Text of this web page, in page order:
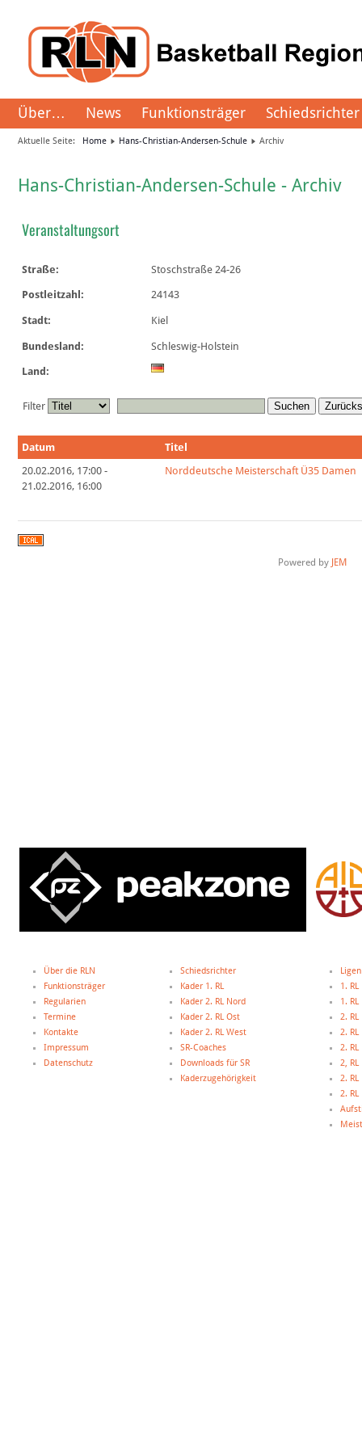
Über… News Funktionsträger Schiedsrichter
Aktuelle Seite: Home Hans-Christian-Andersen-Schule Archiv
Hans-Christian-Andersen-Schule - Archiv
Veranstaltungsort
Straße: Stoschstraße 24-26
Postleitzahl: 24143
Stadt: Kiel
Bundesland: Schleswig-Holstein
Land:
Filter Suchen
Datum
Titel
20.02.2016, 17:00 -
21.02.2016, 16:00
Norddeutsche Meisterschaft Ü35 Damen
Powered by JEM
Über die RLN
Funktionsträger
Regularien
Termine
Kontakte
Impressum
Datenschutz
Schiedsrichter
Kader 1. RL
Kader 2. RL Nord
Kader 2. RL Ost
Kader 2. RL West
SR-Coaches
Downloads für SR
Kaderzugehörigkeit
Ligen
1.
1.
2.
2.
2.
2,
2.
2.